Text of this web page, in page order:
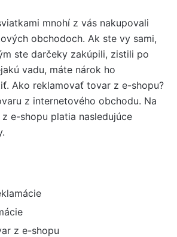
mnohí z vás nakupovali
obchodoch. Ak ste vy sami,
ste darčeky zakúpili, zistili po
vadu, máte nárok ho
Ako reklamovať tovar z e-shopu?
z internetového obchodu. Na
e-shopu platia nasledujúce
z e-shopu